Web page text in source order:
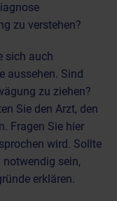
zu verstehen?
sich auch
aussehen. Sind
zu ziehen?
Sie den Arzt, den
Fragen Sie hier
wird. Sollte
sein,
erklären.